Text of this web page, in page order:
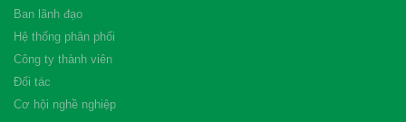
Ban lãnh đạo
Hệ thống phân phối
Công ty thành viên
Đối tác
Cơ hội nghề nghiệp